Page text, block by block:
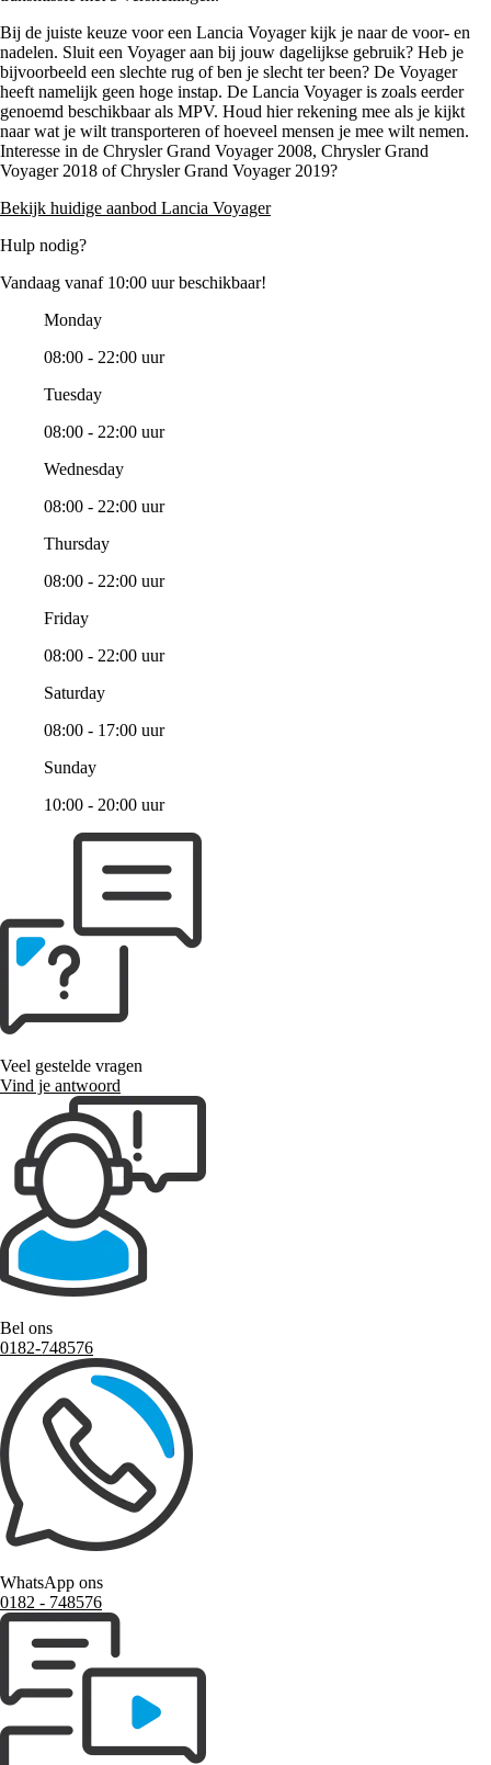
Bij de juiste keuze voor een Lancia Voyager kijk je naar de voor- en
nadelen. Sluit een Voyager aan bij jouw dagelijkse gebruik? Heb je
bijvoorbeeld een slechte rug of ben je slecht ter been? De Voyager
heeft namelijk geen hoge instap. De Lancia Voyager is zoals eerder
genoemd beschikbaar als MPV. Houd hier rekening mee als je kijkt
naar wat je wilt transporteren of hoeveel mensen je mee wilt nemen.
Interesse in de Chrysler Grand Voyager 2008, Chrysler Grand
Voyager 2018 of Chrysler Grand Voyager 2019?
Bekijk huidige aanbod Lancia Voyager
Hulp nodig?
Vandaag vanaf 10:00 uur beschikbaar!
Monday
08:00 - 22:00 uur
Tuesday
08:00 - 22:00 uur
Wednesday
08:00 - 22:00 uur
Thursday
08:00 - 22:00 uur
Friday
08:00 - 22:00 uur
Saturday
08:00 - 17:00 uur
Sunday
10:00 - 20:00 uur
Veel gestelde vragen
Vind je antwoord
Bel ons
0182-748576
WhatsApp ons
0182 ‑ 748576